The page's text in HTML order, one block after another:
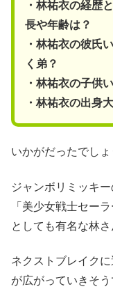
・林祐衣の経歴
長や年齢は？
・林祐衣の彼氏
く弟？
・林祐衣の子供
・林祐衣の出身
いかがだったでしょ
ジャンボリミッキ
「美少女戦士セー
としても有名な林さ
ネクストブレイク
が広がっていきそう